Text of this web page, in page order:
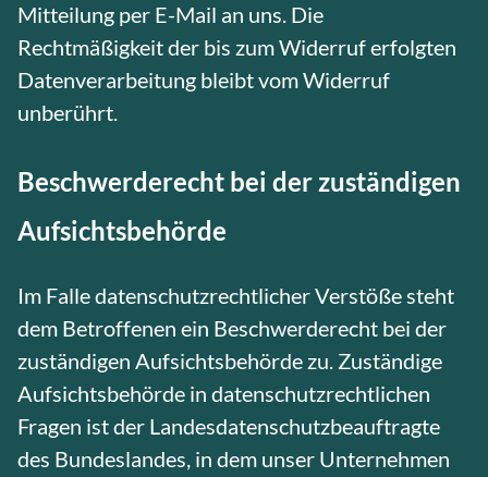
Mitteilung per E-Mail an uns. Die
Rechtmäßigkeit der bis zum Widerruf erfolgten
Datenverarbeitung bleibt vom Widerruf
unberührt.
Beschwerderecht bei der zuständigen
Aufsichtsbehörde
Im Falle datenschutzrechtlicher Verstöße steht
dem Betroffenen ein Beschwerderecht bei der
zuständigen Aufsichtsbehörde zu. Zuständige
Aufsichtsbehörde in datenschutzrechtlichen
Fragen ist der Landesdatenschutzbeauftragte
des Bundeslandes, in dem unser Unternehmen